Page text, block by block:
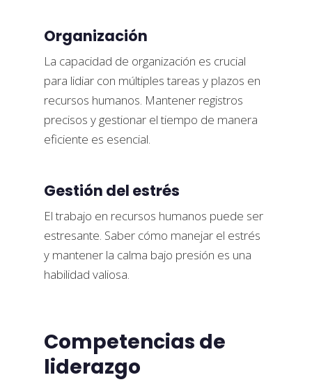
Organización
La capacidad de organización es crucial
para lidiar con múltiples tareas y plazos en
recursos humanos. Mantener registros
precisos y gestionar el tiempo de manera
eficiente es esencial.
Gestión del estrés
El trabajo en recursos humanos puede ser
estresante. Saber cómo manejar el estrés
y mantener la calma bajo presión es una
habilidad valiosa.
Competencias de
liderazgo